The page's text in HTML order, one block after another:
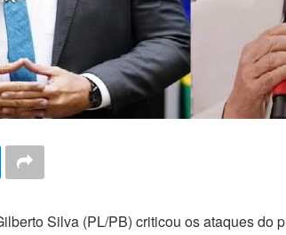
Silva (PL/PB) criticou os ataques do